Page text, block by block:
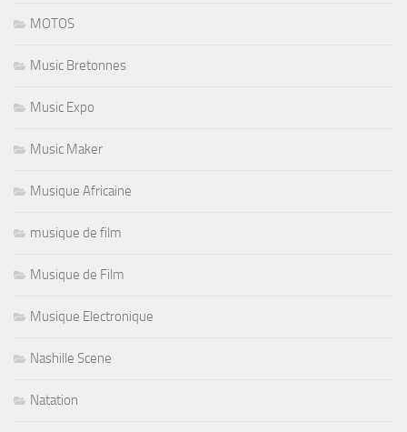
MOTOS
Music Bretonnes
Music Expo
Music Maker
Musique Africaine
musique de film
Musique de Film
Musique Electronique
Nashille Scene
Natation